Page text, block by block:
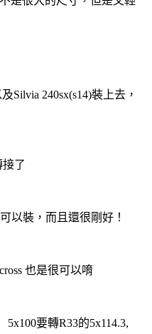
Silvia 240sx(s14)裝上去，
接了
以裝，而且還很剛好！
也是很可以唷
5x100要轉R33的5x114.3,